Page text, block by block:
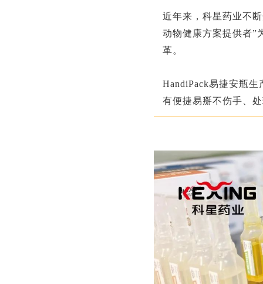
近年来，科星药业不
动物健康方案提供者”
革。
HandiPack易捷安瓶
有便捷易掰不伤手、